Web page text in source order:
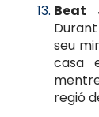
Beat
seu
casa
regió